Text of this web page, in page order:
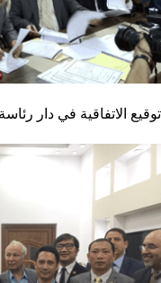
توقيع الاتفاقية في دار